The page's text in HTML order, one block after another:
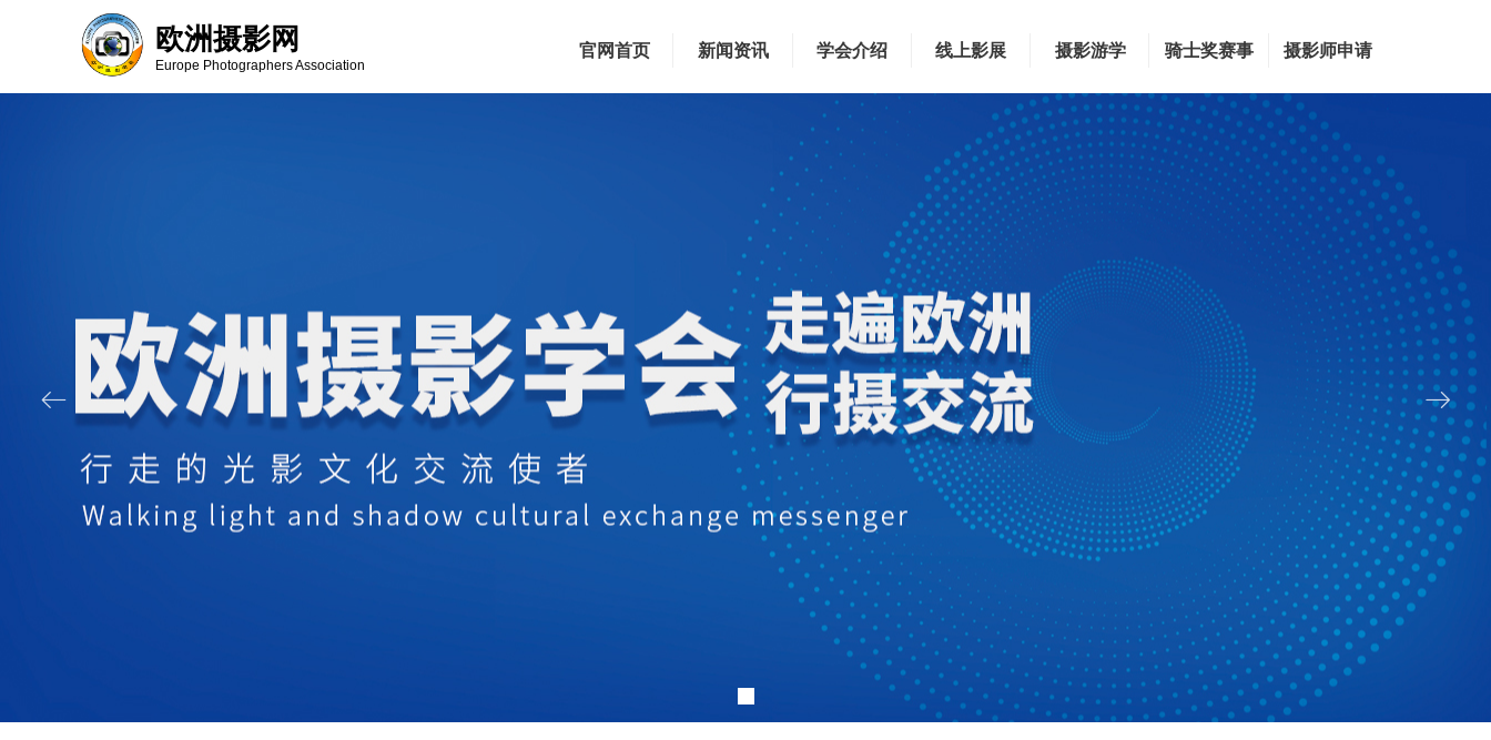
欧洲摄影网
ꂃ ꁹ
Europe Photographers Association
官网首页 新闻资讯 学会介绍 线上影展 摄影游学 骑士奖赛事 摄影师申请